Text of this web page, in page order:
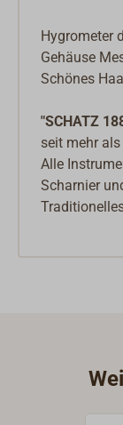
Hygrometer
Gehäuse
Schönes
"SCHATZ
seit mehr
Alle
Scharnier